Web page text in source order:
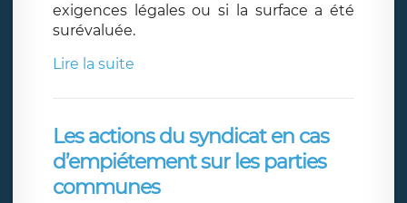
exigences légales ou si la surface a été
surévaluée.
Lire la suite
Les actions du syndicat en cas
d’empiétement sur les parties
communes